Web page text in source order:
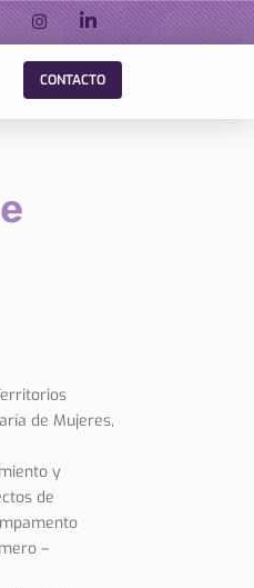
CONTACTO
de Mujeres,
y
de
–